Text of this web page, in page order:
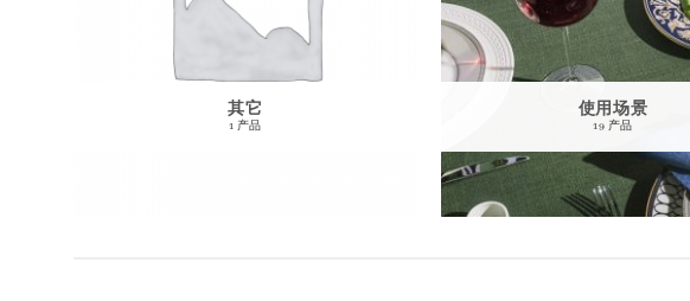
其它
1 产品
使用场景
19 产品